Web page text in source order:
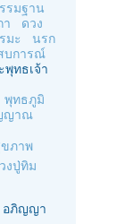
รมฐาน
า
ดวง
มะ
นรก
บการณ์
พุทธเจ้า
พุทธภูมิ
ญาณ
ภาพ
งปู่ทิม
อภิญญา